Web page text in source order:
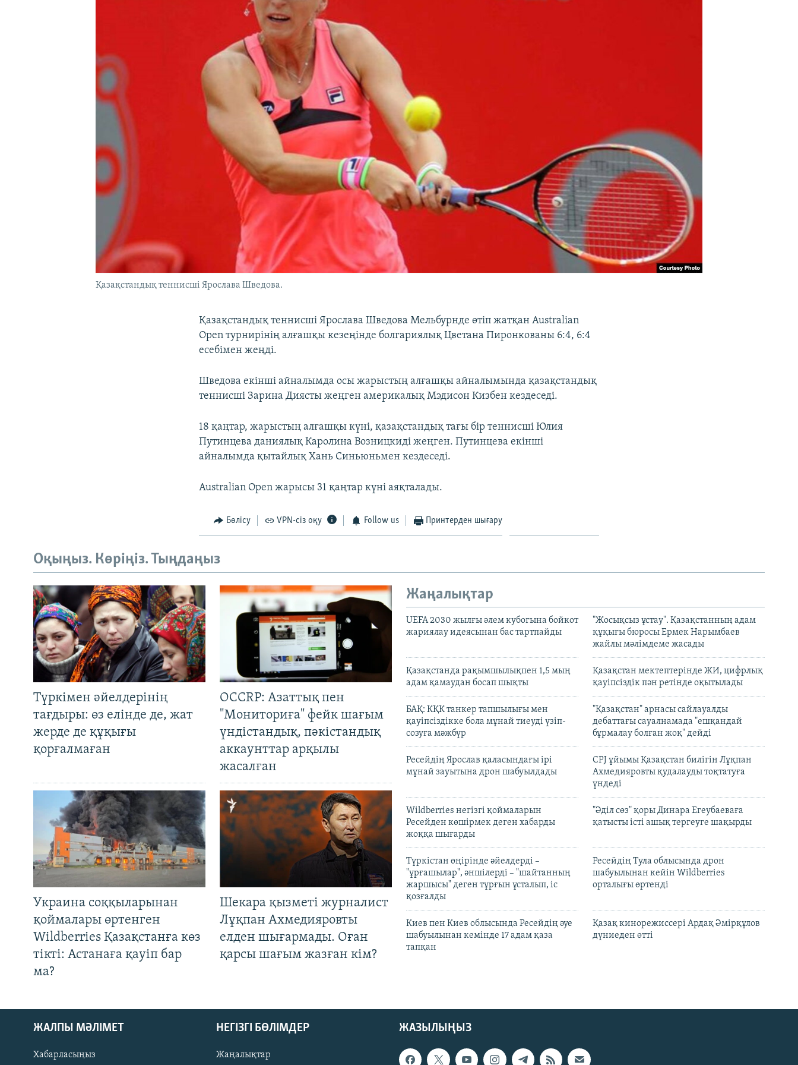
Қазақстандық теннисші Ярослава Шведова.
Қазақстандық теннисші Ярослава Шведова Мельбурнде өтіп жатқан Australian
Open турнирінің алғашқы кезеңінде болгариялық Цветана Пиронкованы 6:4, 6:4
есебімен жеңді.
Шведова екінші айналымда осы жарыстың алғашқы айналымында қазақстандық
теннисші Зарина Диясты жеңген америкалық Мэдисон Кизбен кездеседі.
18 қаңтар, жарыстың алғашқы күні, қазақстандық тағы бір теннисші Юлия
Путинцева даниялық Каролина Возницкиді жеңген. Путинцева екінші
айналымда қытайлық Хань Синьюньмен кездеседі.
Australian Open жарысы 31 қаңтар күні аяқталады.
Бөлісу VPN-сіз оқу Follow us Принтерден шығару
Оқыңыз. Көріңіз. Тыңдаңыз
Түркімен әйелдерінің
тағдыры: өз елінде де, жат
жерде де құқығы
қорғалмаған
OCCRP: Азаттық пен
"Мониториға" фейк шағым
үндістандық, пәкістандық
аккаунттар арқылы
жасалған
Украина соққыларынан
қоймалары өртенген
Wildberries Қазақстанға көз
тікті: Астанаға қауіп бар
ма?
Шекара қызметі журналист
Лұқпан Ахмедияровты
елден шығармады. Оған
қарсы шағым жазған кім?
Жаңалықтар
UEFA 2030 жылғы әлем кубогына бойкот
жариялау идеясынан бас тартпайды
"Жосықсыз ұстау". Қазақстанның адам
құқығы бюросы Ермек Нарымбаев
жайлы мәлімдеме жасады
Қазақстанда рақымшылықпен 1,5 мың
адам қамаудан босап шықты
Қазақстан мектептерінде ЖИ, цифрлық
қауіпсіздік пән ретінде оқытылады
БАҚ: КҚК танкер тапшылығы мен
қауіпсіздікке бола мұнай тиеуді үзіп-
созуға мәжбүр
"Қазақстан" арнасы сайлауалды
дебаттағы сауалнамада "ешқандай
бұрмалау болған жоқ" дейді
Ресейдің Ярослав қаласындағы ірі
мұнай зауытына дрон шабуылдады
CPJ ұйымы Қазақстан билігін Лұқпан
Ахмедияровты қудалауды тоқтатуға
үндеді
Wildberries негізгі қоймаларын
Ресейден көшірмек деген хабарды
жоққа шығарды
"Әділ сөз" қоры Динара Егеубаеваға
қатысты істі ашық тергеуге шақырды
Түркістан өңірінде әйелдерді –
"ұрғашылар", әншілерді – "шайтанның
жаршысы" деген тұрғын ұсталып, іс
қозғалды
Ресейдің Тула облысында дрон
шабуылынан кейін Wildberries
орталығы өртенді
Киев пен Киев облысында Ресейдің әуе
шабуылынан кемінде 17 адам қаза
тапқан
Қазақ кинорежиссері Ардақ Әмірқұлов
дүниеден өтті
ЖАЗЫЛЫҢЫЗ
ЖАЛПЫ МӘЛІМЕТ
Хабарласыңыз
НЕГІЗГІ БӨЛІМДЕР
Жаңалықтар